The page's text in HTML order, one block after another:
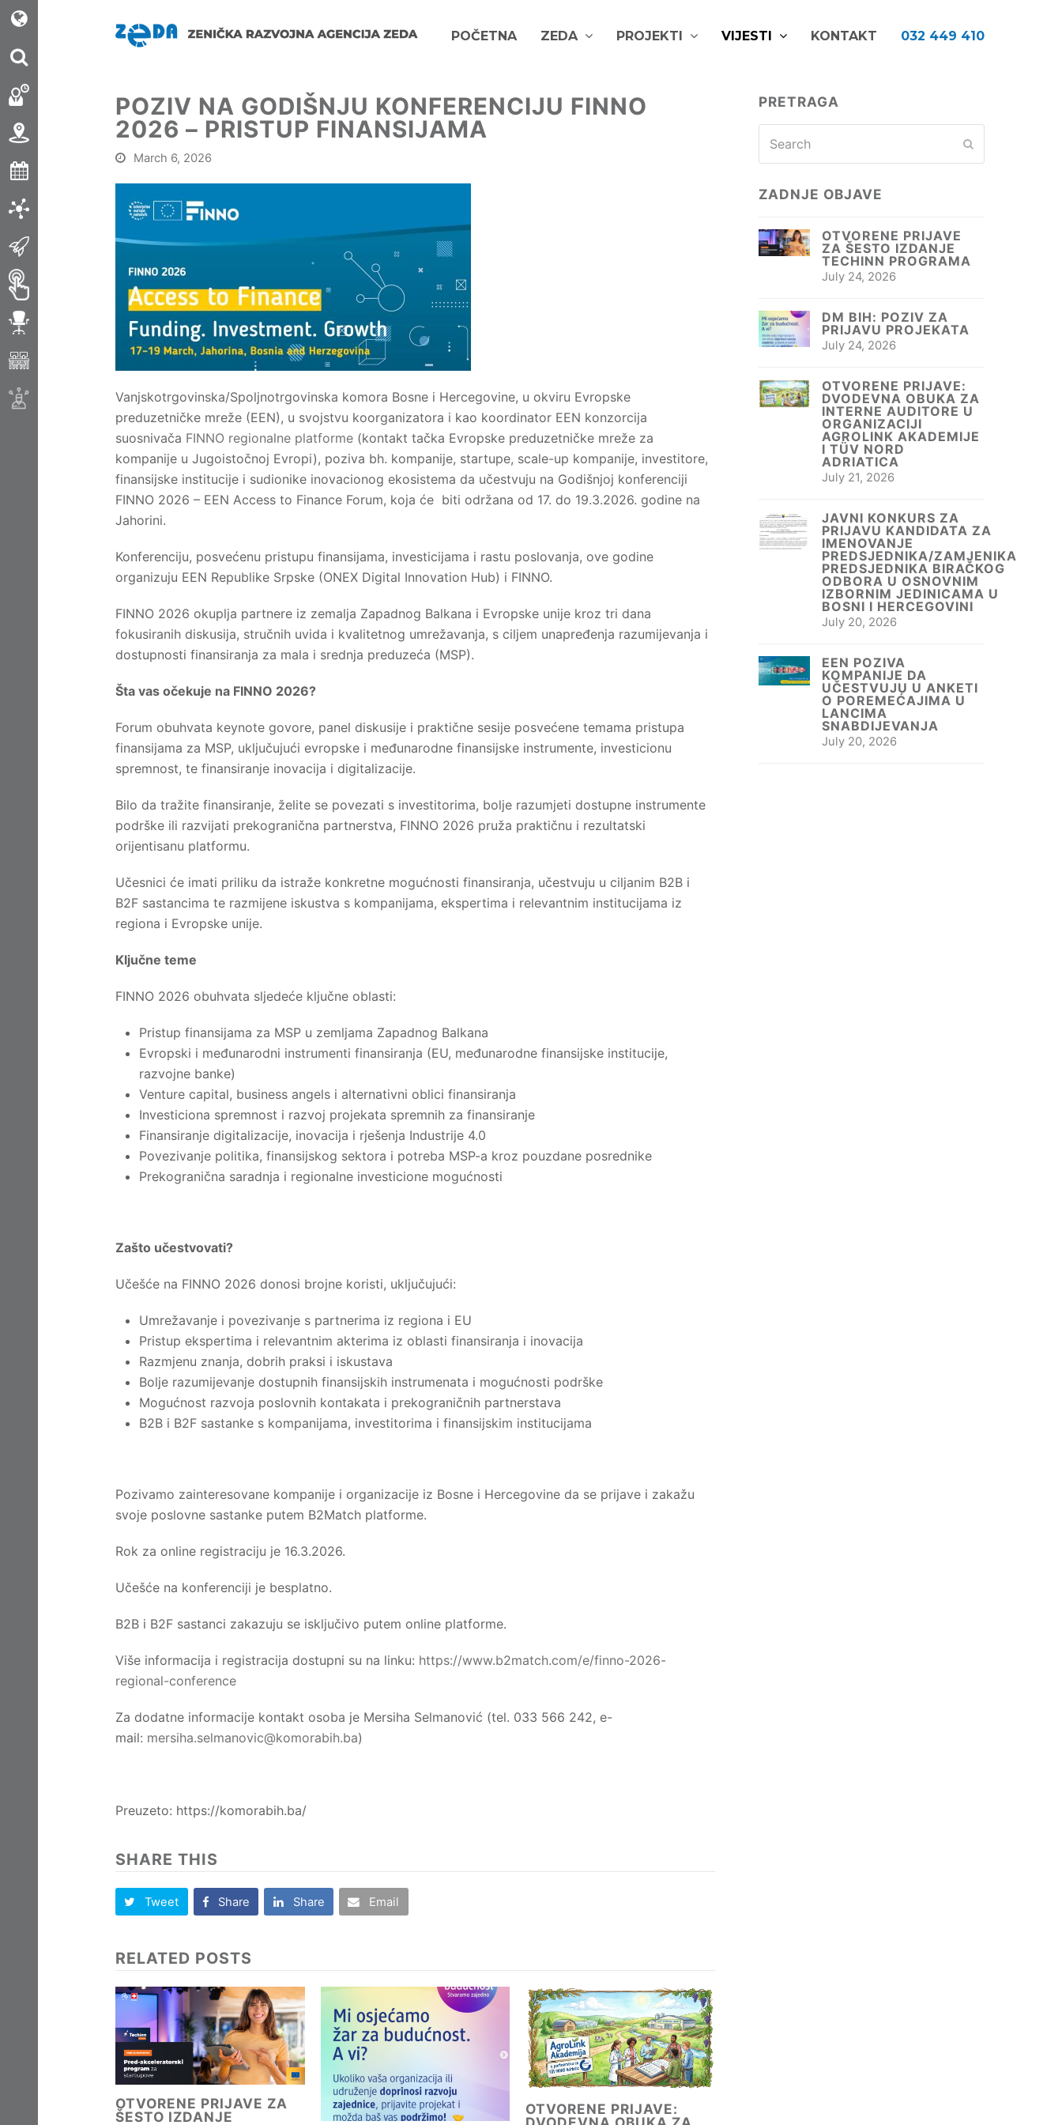
POČETNA ZEDA PROJEKTI VIJESTI KONTAKT 032 449 410
POZIV NA GODIŠNJU KONFERENCIJU FINNO
2026 – PRISTUP FINANSIJAMA
March 6, 2026
Vanjskotrgovinska/Spoljnotrgovinska komora Bosne i Hercegovine, u okviru Evropske
preduzetničke mreže (EEN), u svojstvu koorganizatora i kao koordinator EEN konzorcija
suosnivača FINNO regionalne platforme (kontakt tačka Evropske preduzetničke mreže za
kompanije u Jugoistočnoj Evropi), poziva bh. kompanije, startupe, scale-up kompanije, investitore,
finansijske institucije i sudionike inovacionog ekosistema da učestvuju na Godišnjoj konferenciji
FINNO 2026 – EEN Access to Finance Forum, koja će biti održana od 17. do 19.3.2026. godine na
Jahorini.
Konferenciju, posvećenu pristupu finansijama, investicijama i rastu poslovanja, ove godine
organizuju EEN Republike Srpske (ONEX Digital Innovation Hub) i FINNO.
FINNO 2026 okuplja partnere iz zemalja Zapadnog Balkana i Evropske unije kroz tri dana
fokusiranih diskusija, stručnih uvida i kvalitetnog umrežavanja, s ciljem unapređenja razumijevanja i
dostupnosti finansiranja za mala i srednja preduzeća (MSP).
Šta vas očekuje na FINNO 2026?
Forum obuhvata keynote govore, panel diskusije i praktične sesije posvećene temama pristupa
finansijama za MSP, uključujući evropske i međunarodne finansijske instrumente, investicionu
spremnost, te finansiranje inovacija i digitalizacije.
Bilo da tražite finansiranje, želite se povezati s investitorima, bolje razumjeti dostupne instrumente
podrške ili razvijati prekogranična partnerstva, FINNO 2026 pruža praktičnu i rezultatski
orijentisanu platformu.
Učesnici će imati priliku da istraže konkretne mogućnosti finansiranja, učestvuju u ciljanim B2B i
B2F sastancima te razmijene iskustva s kompanijama, ekspertima i relevantnim institucijama iz
regiona i Evropske unije.
Ključne teme
FINNO 2026 obuhvata sljedeće ključne oblasti:
Pristup finansijama za MSP u zemljama Zapadnog Balkana
Evropski i međunarodni instrumenti finansiranja (EU, međunarodne finansijske institucije,
razvojne banke)
Venture capital, business angels i alternativni oblici finansiranja
Investiciona spremnost i razvoj projekata spremnih za finansiranje
Finansiranje digitalizacije, inovacija i rješenja Industrije 4.0
Povezivanje politika, finansijskog sektora i potreba MSP-a kroz pouzdane posrednike
Prekogranična saradnja i regionalne investicione mogućnosti
Zašto učestvovati?
Učešće na FINNO 2026 donosi brojne koristi, uključujući:
Umrežavanje i povezivanje s partnerima iz regiona i EU
Pristup ekspertima i relevantnim akterima iz oblasti finansiranja i inovacija
Razmjenu znanja, dobrih praksi i iskustava
Bolje razumijevanje dostupnih finansijskih instrumenata i mogućnosti podrške
Mogućnost razvoja poslovnih kontakata i prekograničnih partnerstava
B2B i B2F sastanke s kompanijama, investitorima i finansijskim institucijama
Pozivamo zainteresovane kompanije i organizacije iz Bosne i Hercegovine da se prijave i zakažu
svoje poslovne sastanke putem B2Match platforme.
Rok za online registraciju je 16.3.2026.
Učešće na konferenciji je besplatno.
B2B i B2F sastanci zakazuju se isključivo putem online platforme.
Više informacija i registracija dostupni su na linku: https://www.b2match.com/e/finno-2026-
regional-conference
Za dodatne informacije kontakt osoba je Mersiha Selmanović (tel. 033 566 242, e-
mail: mersiha.selmanovic@komorabih.ba)
Preuzeto: https://komorabih.ba/
SHARE THIS
Tweet Share Share Email
RELATED POSTS
OTVORENE PRIJAVE ZA
ŠESTO IZDANJE
OTVORENE PRIJAVE:
PRETRAGA
ZADNJE OBJAVE
OTVORENE PRIJAVE
ZA ŠESTO IZDANJE
TECHINN PROGRAMA
July 24, 2026
DM BIH: POZIV ZA
PRIJAVU PROJEKATA
July 24, 2026
OTVORENE PRIJAVE:
DVODEVNA OBUKA ZA
INTERNE AUDITORE U
ORGANIZACIJI
AGROLINK AKADEMIJE
I TÜV NORD
ADRIATICA
July 21, 2026
JAVNI KONKURS ZA
PRIJAVU KANDIDATA ZA
IMENOVANJE
PREDSJEDNIKA/ZAMJENIKA
PREDSJEDNIKA BIRAČKOG
ODBORA U OSNOVNIM
IZBORNIM JEDINICAMA U
BOSNI I HERCEGOVINI
July 20, 2026
EEN POZIVA
KOMPANIJE DA
UČESTVUJU U ANKETI
O POREMEĆAJIMA U
LANCIMA
SNABDIJEVANJA
July 20, 2026